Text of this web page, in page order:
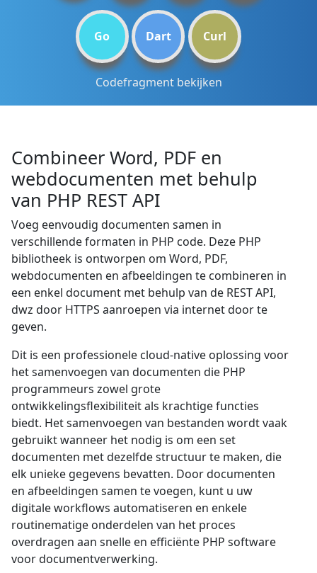
Go Dart Curl
Codefragment bekijken
Combineer Word, PDF en
webdocumenten met behulp
van PHP REST API
Voeg eenvoudig documenten samen in
verschillende formaten in PHP code. Deze PHP
bibliotheek is ontworpen om Word, PDF,
webdocumenten en afbeeldingen te combineren in
een enkel document met behulp van de REST API,
dwz door HTTPS aanroepen via internet door te
geven.
Dit is een professionele cloud-native oplossing voor
het samenvoegen van documenten die PHP
programmeurs zowel grote
ontwikkelingsflexibiliteit als krachtige functies
biedt. Het samenvoegen van bestanden wordt vaak
gebruikt wanneer het nodig is om een set
documenten met dezelfde structuur te maken, die
elk unieke gegevens bevatten. Door documenten
en afbeeldingen samen te voegen, kunt u uw
digitale workflows automatiseren en enkele
routinematige onderdelen van het proces
overdragen aan snelle en efficiënte PHP software
voor documentverwerking.